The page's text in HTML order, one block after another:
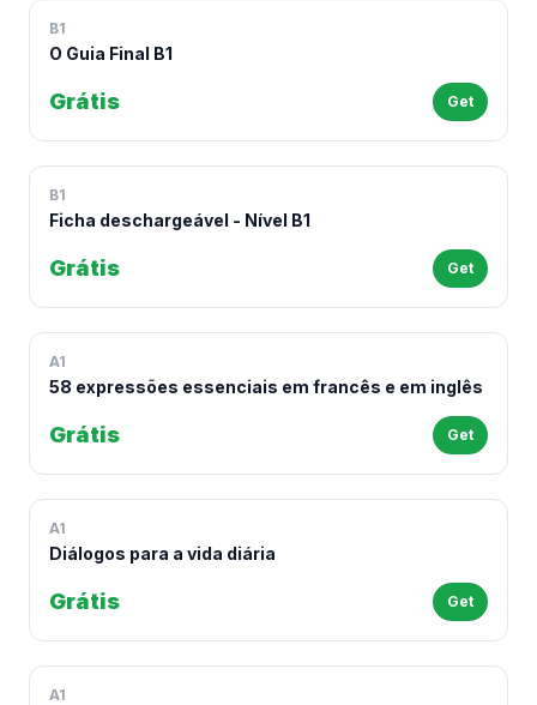
B1
O Guia Final B1
Grátis Get
B1
Ficha deschargeável - Nível B1
Grátis Get
A1
58 expressões essenciais em francês e em inglês
Grátis Get
A1
Diálogos para a vida diária
Grátis Get
A1